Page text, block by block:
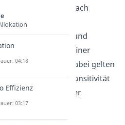
ökonomischer Sicht nach
Nutzenmaximierung und
entsprecht seiner
Dabei gelten
die Annahmen von Transitivität
Vollständigkeit der
04:18
Effizienz
03:17